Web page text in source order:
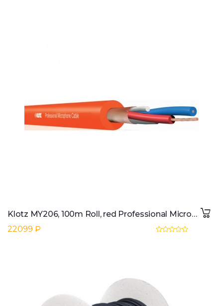
Klotz MY206, 100m Roll, red Professional Microphone Cable
22099 ₽